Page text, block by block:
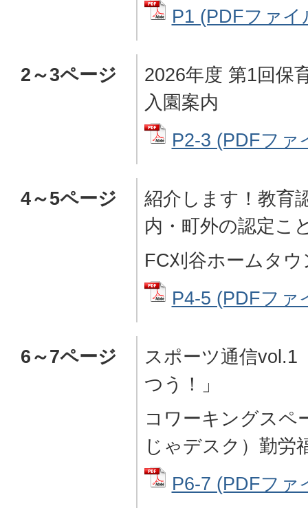
P1 (PDFファ
2～3ページ
2026年度 第1回保
入園案内
P2-3 (PDFファ
4～5ページ
紹介します！教育
内・町外の認定こ
FC刈谷ホームタウ
P4-5 (PDFファ
6～7ページ
スポーツ通信vol.1
つう！」
コワーキングスペ
じゃデスク）勤労
P6-7 (PDFファ